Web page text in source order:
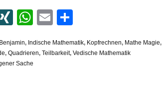
XINGWhatsApp
Email
, Indische Mathematik, Kopfrechnen, Mathe Magie,
, Quadrieren, Teilbarkeit, Vedische Mathematik
Sache